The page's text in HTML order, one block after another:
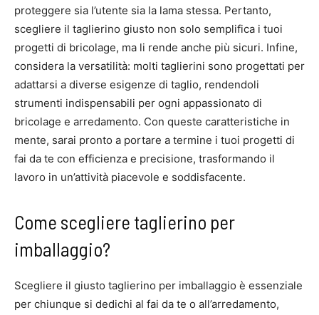
proteggere sia l’utente sia la lama stessa. Pertanto,
scegliere il taglierino giusto non solo semplifica i tuoi
progetti di bricolage, ma li rende anche più sicuri. Infine,
considera la versatilità: molti taglierini sono progettati per
adattarsi a diverse esigenze di taglio, rendendoli
strumenti indispensabili per ogni appassionato di
bricolage e arredamento. Con queste caratteristiche in
mente, sarai pronto a portare a termine i tuoi progetti di
fai da te con efficienza e precisione, trasformando il
lavoro in un’attività piacevole e soddisfacente.
Come scegliere taglierino per
imballaggio?
Scegliere il giusto taglierino per imballaggio è essenziale
per chiunque si dedichi al fai da te o all’arredamento,